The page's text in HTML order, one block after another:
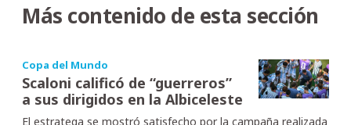
Más contenido de esta sección
Copa del Mundo
Scaloni calificó de “guerreros”
a sus dirigidos en la Albiceleste
El estratega se mostró satisfecho por la campaña realizada